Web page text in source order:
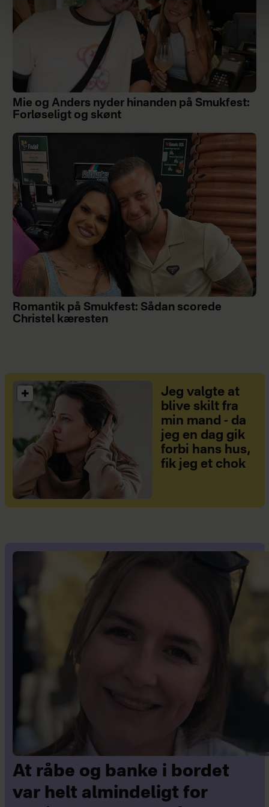
Mie og Anders nyder hinanden på Smukfest:
Forløseligt og skønt
Romantik på Smukfest: Sådan scorede
Christel kæresten
Jeg valgte at
blive skilt fra
min mand - da
jeg en dag gik
forbi hans hus,
fik jeg et chok
At råbe og banke i bordet
var helt almindeligt for